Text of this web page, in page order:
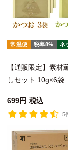
常温便 税率8% ネ
【通販限定】素材
しセット 10g×6袋
699 税込
5